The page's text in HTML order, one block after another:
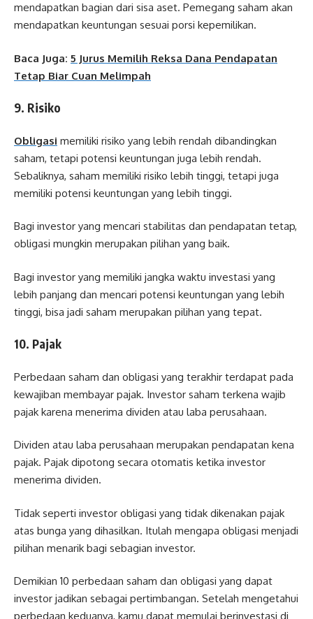
mendapatkan bagian dari sisa aset. Pemegang saham akan
mendapatkan keuntungan sesuai porsi kepemilikan.
Baca Juga: 5 Jurus Memilih Reksa Dana Pendapatan
Tetap Biar Cuan Melimpah
9. Risiko
Obligasi memiliki risiko yang lebih rendah dibandingkan
saham, tetapi potensi keuntungan juga lebih rendah.
Sebaliknya, saham memiliki risiko lebih tinggi, tetapi juga
memiliki potensi keuntungan yang lebih tinggi.
Bagi investor yang mencari stabilitas dan pendapatan tetap,
obligasi mungkin merupakan pilihan yang baik.
Bagi investor yang memiliki jangka waktu investasi yang
lebih panjang dan mencari potensi keuntungan yang lebih
tinggi, bisa jadi saham merupakan pilihan yang tepat.
10. Pajak
Perbedaan saham dan obligasi yang terakhir terdapat pada
kewajiban membayar pajak. Investor saham terkena wajib
pajak karena menerima dividen atau laba perusahaan.
Dividen atau laba perusahaan merupakan pendapatan kena
pajak. Pajak dipotong secara otomatis ketika investor
menerima dividen.
Tidak seperti investor obligasi yang tidak dikenakan pajak
atas bunga yang dihasilkan. Itulah mengapa obligasi menjadi
pilihan menarik bagi sebagian investor.
Demikian 10 perbedaan saham dan obligasi yang dapat
investor jadikan sebagai pertimbangan. Setelah mengetahui
perbedaan keduanya, kamu dapat memulai berinvestasi di